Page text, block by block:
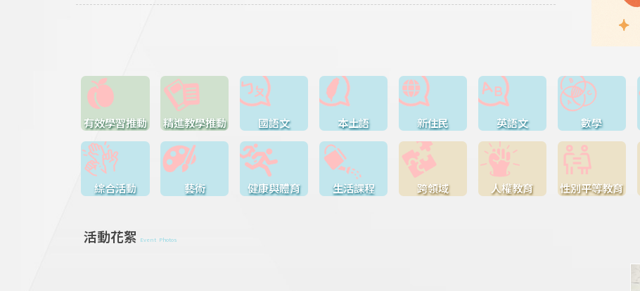
有效學習推動 精進教學推動 國語文 本土語 新住民 英語文 數學
綜合活動 藝術 健康與體育 生活課程 跨領域 人權教育 性別平等教育
活動花絮 Event Photos